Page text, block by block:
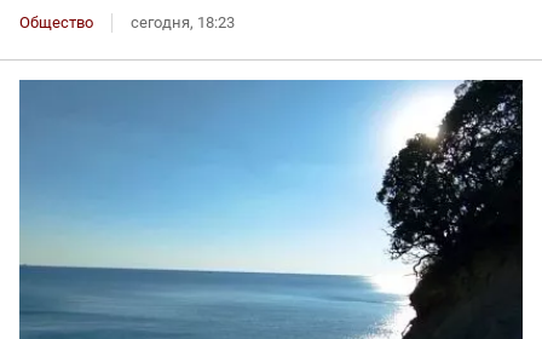
Общество сегодня, 18:23